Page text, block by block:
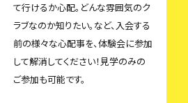
て行けるか心配。どんな雰囲気のク
ラブなのか知りたい。など、入会する
前の様々な心配事を、体験会に参加
して解消してください！見学のみの
ご参加も可能です。